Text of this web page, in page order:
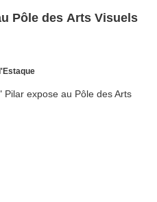
Pôle des Arts Visuels